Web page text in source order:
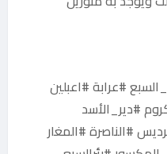
#عرابة #اعبلين
#دير_الأسد
#الناصرة #المغار